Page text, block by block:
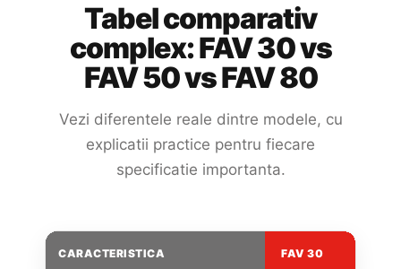
Tabel comparativ
complex: FAV 30 vs
FAV 50 vs FAV 80
Vezi diferentele reale dintre modele, cu
explicatii practice pentru fiecare
specificatie importanta.
CARACTERISTICA FAV 30